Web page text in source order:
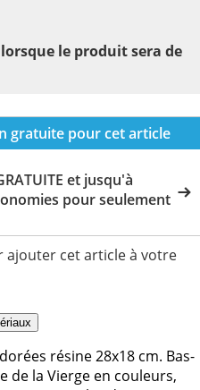
le produit sera de
gratuite pour cet article
et jusqu'à
pour seulement
ajouter cet article à votre
résine 28x18 cm. Bas-
de la Vierge en couleurs,